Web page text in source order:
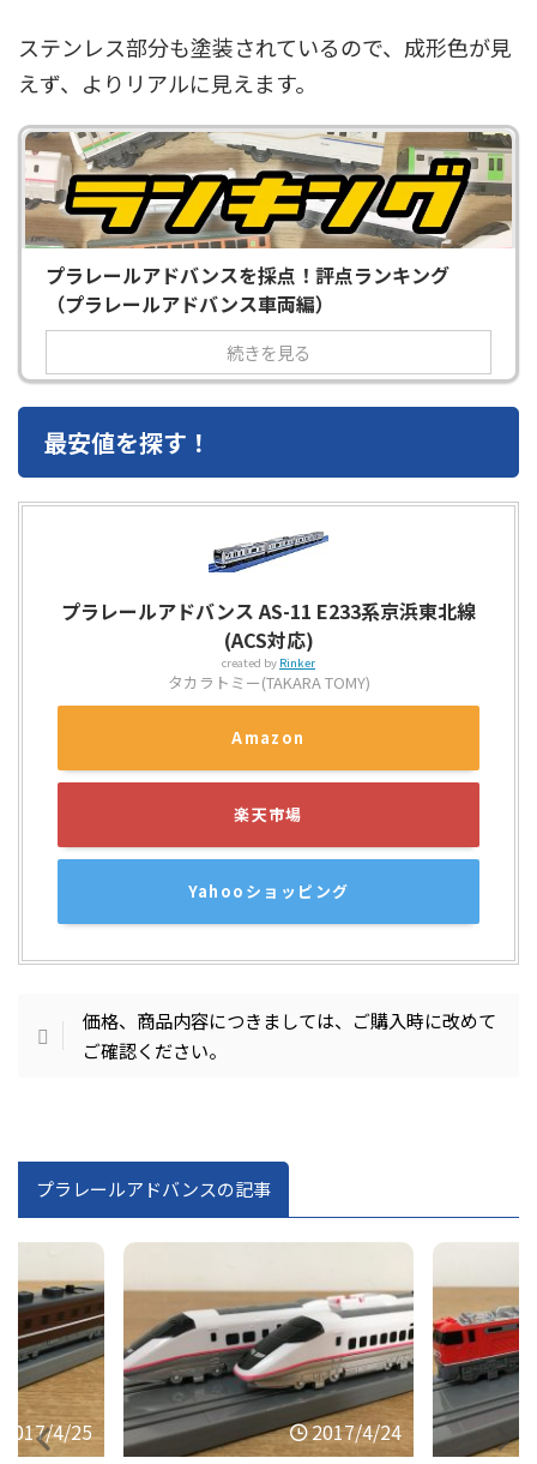
ステンレス部分も塗装されているので、成形色が見
えず、よりリアルに見えます。
プラレールアドバンスを採点！評点ランキング
（プラレールアドバンス車両編）
続きを見る
最安値を探す！
プラレールアドバンス AS-11 E233系京浜東北線
(ACS対応)
created by Rinker
タカラトミー(TAKARA TOMY)
Amazon
楽天市場
Yahooショッピング
価格、商品内容につきましては、ご購入時に改めて
ご確認ください。
プラレールアドバンスの記事
2017/4/24 2017/4/24